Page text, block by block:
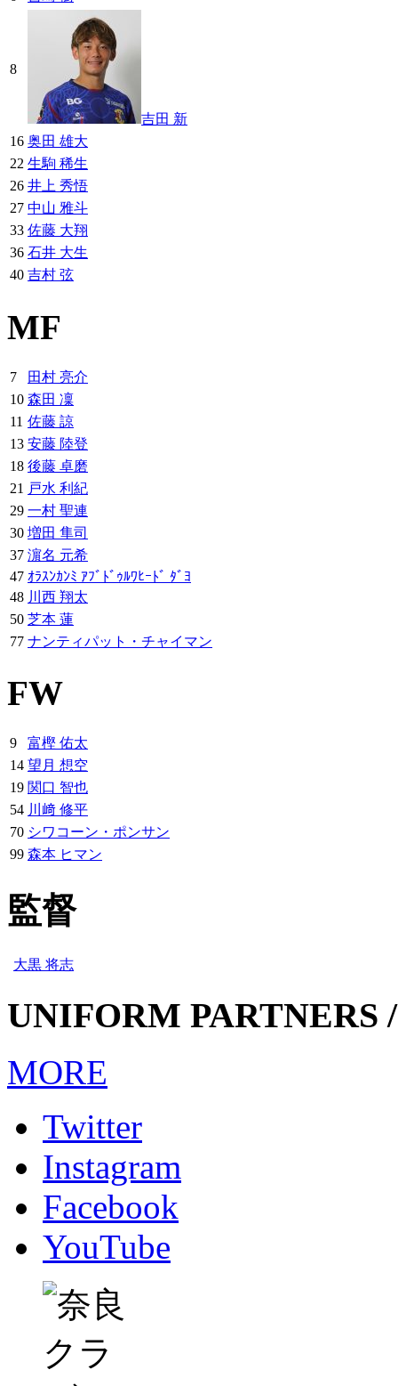
8
吉田 新
16 奥田 雄大
22 生駒 稀生
26 井上 秀悟
27 中山 雅斗
33 佐藤 大翔
36 石井 大生
40 吉村 弦
MF
7
田村 亮介
10 森田 凜
11 佐藤 諒
13 安藤 陸登
18 後藤 卓磨
21 戸水 利紀
29 一村 聖連
30 増田 隼司
37 濵名 元希
47 ｵﾗｽﾝｶﾝﾐ ｱﾌﾞﾄﾞｩﾙﾜﾋｰﾄﾞ ﾀﾞﾖ
48 川西 翔太
50 芝本 蓮
77 ナンティパット・チャイマン
FW
9
富樫 佑太
14 望月 想空
19 関口 智也
54 川﨑 修平
70 シワコーン・ポンサン
99 森本 ヒマン
監督
大黒 将志
UNIFORM PARTNERS
MORE
Twitter
Instagram
Facebook
YouTube